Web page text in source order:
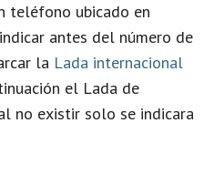
e
o
teléfono ubicado en
antes del número de
la Lada internacional
el Lada de
no existir solo se indicara